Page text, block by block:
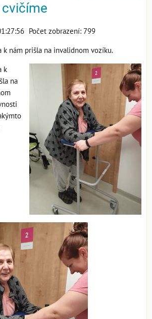
Počet zobrazení: 799
k nám prišla na invalidnom vozíku.
k
na